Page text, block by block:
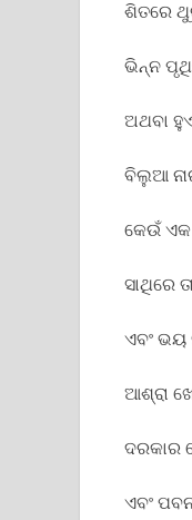
ଶିତରେ
ଭିନ୍ନ
ଅଥବା
ବିଲୁଆ
କେଉଁ
ସାଥିରେ
ଏବଂ
ଆଶ୍ରା
ଦରକାର
ଏବଂ